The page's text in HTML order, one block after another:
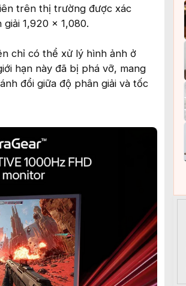
trên thị trường được xác
1,920 x 1,080.
chỉ có thể xử lý hình ảnh ở
hạn này đã bị phá vỡ, mang
đổi giữa độ phân giải và tốc